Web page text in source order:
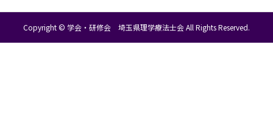
Copyright © 学会・研修会 埼玉県理学療法士会 All Rights Reserved.